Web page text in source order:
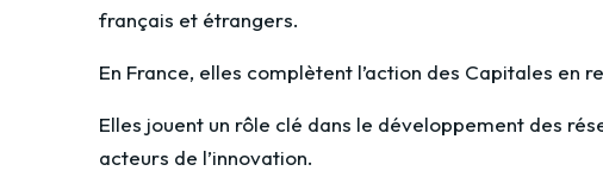
français et étrangers.
En France, elles complètent l’action des Capitales en
Elles jouent un rôle clé dans le développement des
acteurs de l’innovation.